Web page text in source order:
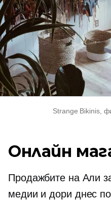
Strange Bikinis,
Онлайн
Продажбите на Али
медии и дори днес